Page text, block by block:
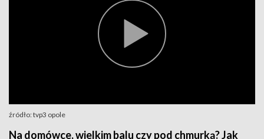
źródło: tvp3 opole
Na domówce, wielkim balu czy pod chmurką? Jak